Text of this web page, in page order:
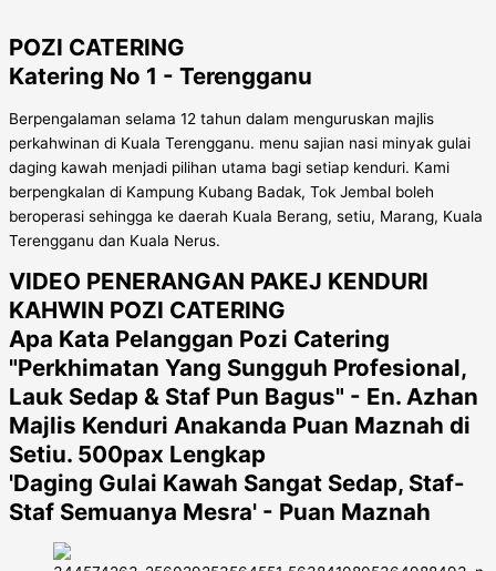
POZI CATERING
Katering No 1 - Terengganu
Berpengalaman selama 12 tahun dalam menguruskan majlis
perkahwinan di Kuala Terengganu. menu sajian nasi minyak gulai
daging kawah menjadi pilihan utama bagi setiap kenduri. Kami
berpengkalan di Kampung Kubang Badak, Tok Jembal boleh
beroperasi sehingga ke daerah Kuala Berang, setiu, Marang, Kuala
Terengganu dan Kuala Nerus.
VIDEO PENERANGAN PAKEJ KENDURI
KAHWIN POZI CATERING
Apa Kata Pelanggan Pozi Catering
"Perkhimatan Yang Sungguh Profesional,
Lauk Sedap & Staf Pun Bagus" - En. Azhan
Majlis Kenduri Anakanda Puan Maznah di
Setiu. 500pax Lengkap
'Daging Gulai Kawah Sangat Sedap, Staf-
Staf Semuanya Mesra' - Puan Maznah